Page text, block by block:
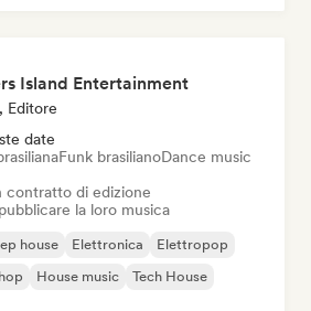
Island Entertainment
Editore
date
Funk brasilianoDance music
contratto di edizione
la loro musica
house Elettronica
Elettropop
House music Tech House